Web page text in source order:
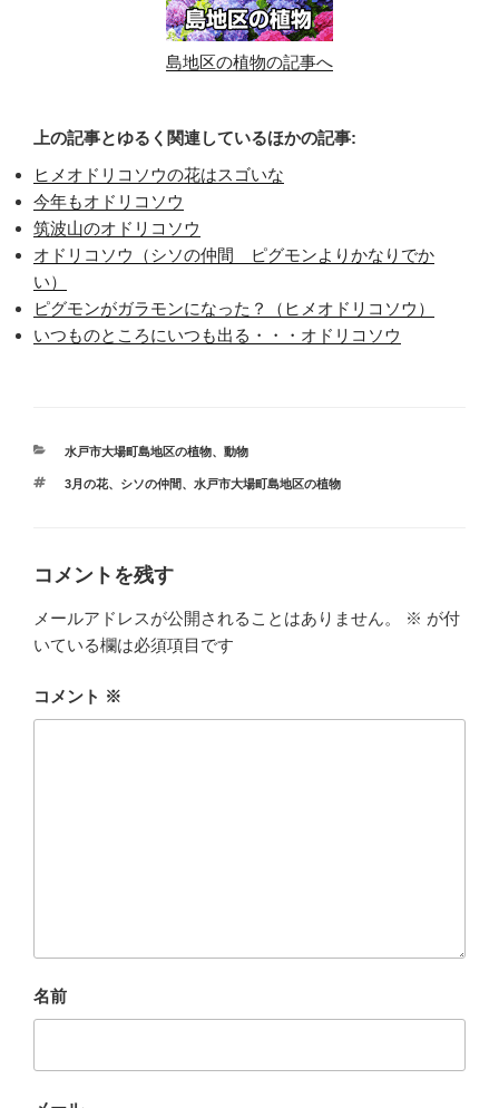
島地区の植物の記事へ
上の記事とゆるく関連しているほかの記事:
ヒメオドリコソウの花はスゴいな
今年もオドリコソウ
筑波山のオドリコソウ
オドリコソウ（シソの仲間 ピグモンよりかなりでか
い）
ピグモンがガラモンになった？（ヒメオドリコソウ）
いつものところにいつも出る・・・オドリコソウ
カ
ゴ
水戸市大場町島地区の植物、動物
タ
3月の花、 シソの仲間、 水戸市大場町島地区の植物
コメントを残す
メールアドレスが公開されることはありません。 ※ が付
いている欄は必須項目です
コメント ※
名前